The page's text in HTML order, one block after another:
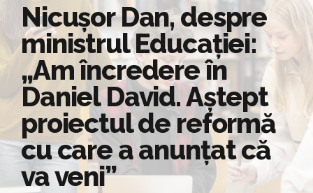
Nicușor Dan, despre
ministrul Educației:
„Am încredere în
Daniel David. Aștept
proiectul de reformă
cu care a anunțat că
va veni”